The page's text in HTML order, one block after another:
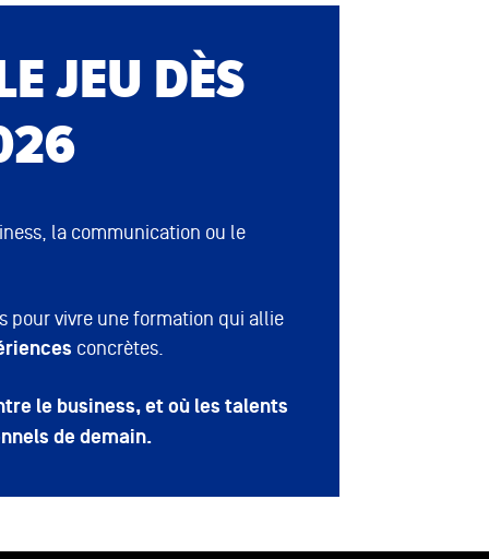
JEU DÈS
la communication ou le
pour vivre une formation qui allie
concrètes.
le business, et où les talents
de demain.